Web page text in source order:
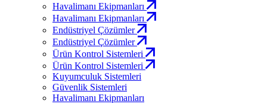
Havalimanı Ekipmanları
Havalimanı Ekipmanları
Endüstriyel Çözümler
Endüstriyel Çözümler
Ürün Kontrol Sistemleri
Ürün Kontrol Sistemleri
Kuyumculuk Sistemleri
Güvenlik Sistemleri
Havalimanı Ekipmanları